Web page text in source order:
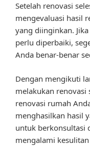
Setelah renovasi
mengevaluasi hasil
yang diinginkan.
perlu diperbaiki,
Anda benar-benar
Dengan mengikuti
melakukan renovasi
renovasi rumah
menghasilkan hasil
untuk berkonsultasi
mengalami